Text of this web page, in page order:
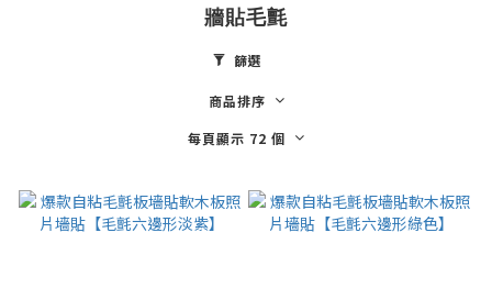
牆貼毛氈
篩選
商品排序
每頁顯示 72 個